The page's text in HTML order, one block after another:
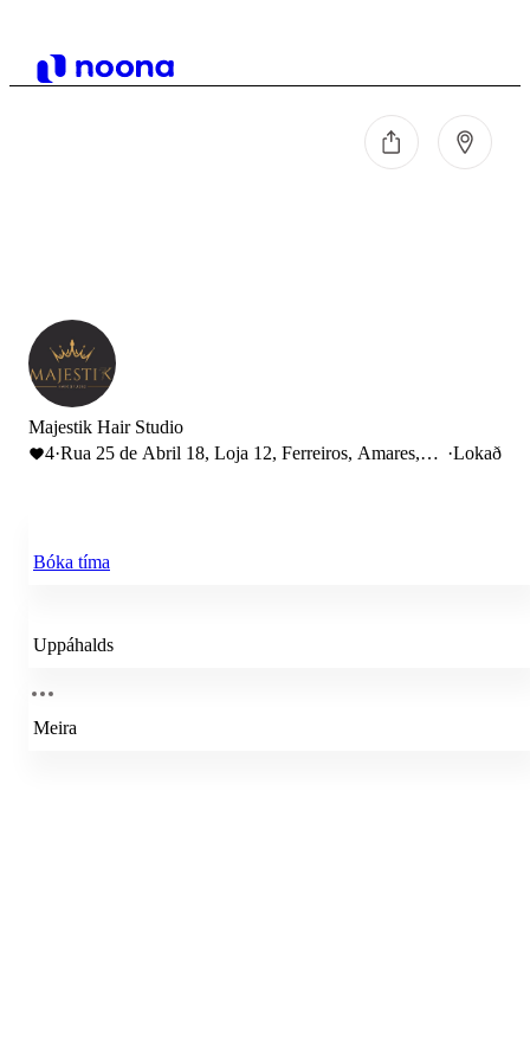
Majestik Hair Studio
4·Rua 25 de Abril 18, Loja 12, Ferreiros, Amares,
·Lokað
Bóka tíma
Uppáhalds
Meira